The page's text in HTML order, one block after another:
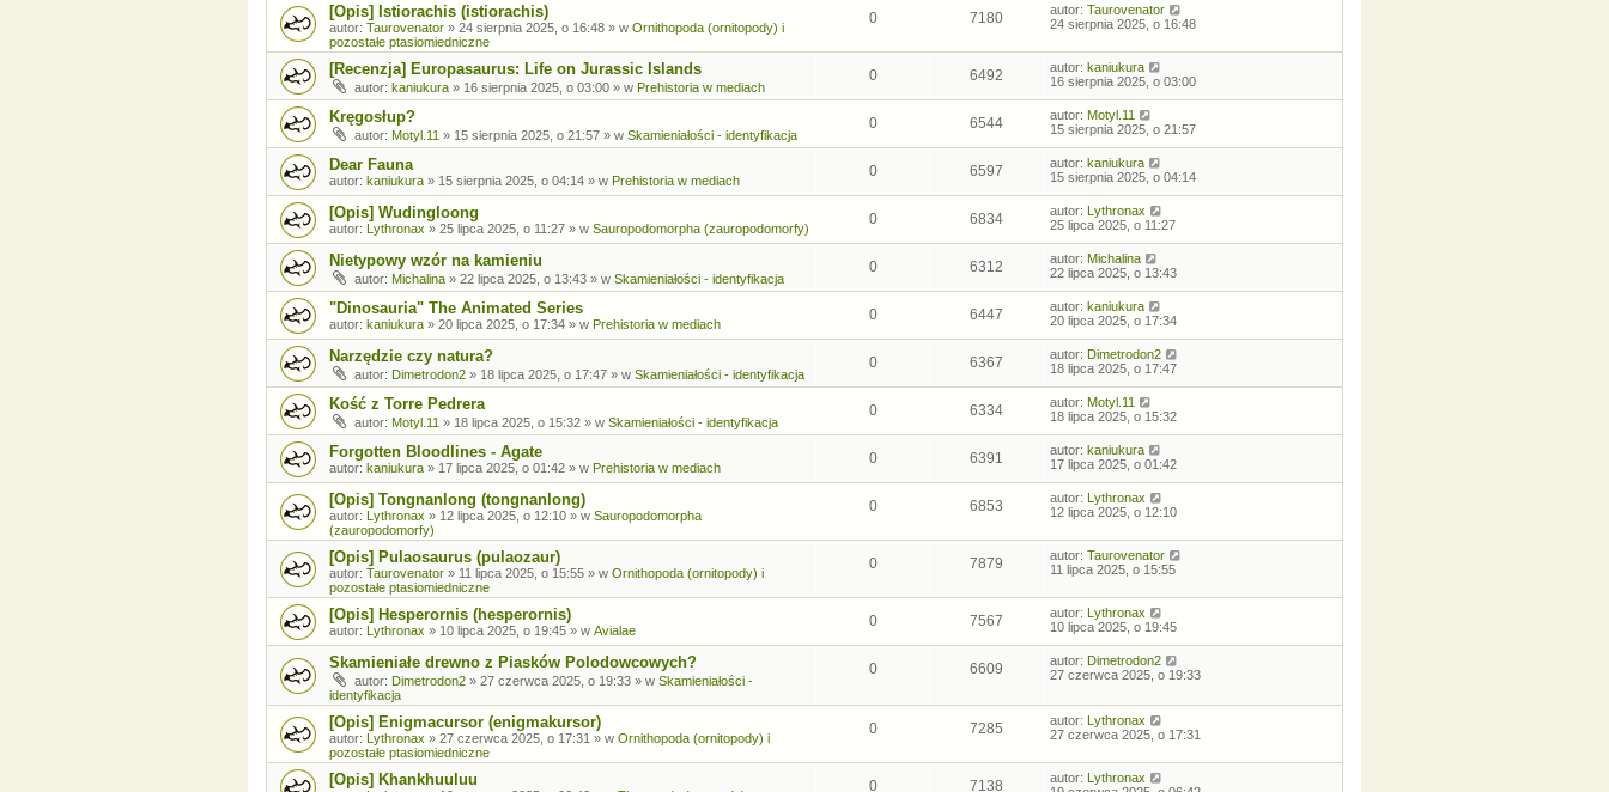
[Opis] Istiorachis (istiorachis)
autor: Taurovenator » 24 sierpnia 2025, o 16:48 » w Ornithopoda (ornitopody) i
pozostałe ptasiomiedniczne
0 7180 autor: Taurovenator
24 sierpnia 2025, o 16:48
[Recenzja] Europasaurus: Life on Jurassic Islands
autor: kaniukura » 16 sierpnia 2025, o 03:00 » w Prehistoria w mediach
0 6492 autor: kaniukura
16 sierpnia 2025, o 03:00
Kręgosłup?
autor: Motyl.11 » 15 sierpnia 2025, o 21:57 » w Skamieniałości - identyfikacja
0 6544 autor: Motyl.11
15 sierpnia 2025, o 21:57
Dear Fauna
autor: kaniukura » 15 sierpnia 2025, o 04:14 » w Prehistoria w mediach
0 6597 autor: kaniukura
15 sierpnia 2025, o 04:14
[Opis] Wudingloong
autor: Lythronax » 25 lipca 2025, o 11:27 » w Sauropodomorpha (zauropodomorfy)
0 6834 autor: Lythronax
25 lipca 2025, o 11:27
Nietypowy wzór na kamieniu
autor: Michalina » 22 lipca 2025, o 13:43 » w Skamieniałości - identyfikacja
0 6312 autor: Michalina
22 lipca 2025, o 13:43
"Dinosauria" The Animated Series
autor: kaniukura » 20 lipca 2025, o 17:34 » w Prehistoria w mediach
0 6447 autor: kaniukura
20 lipca 2025, o 17:34
Narzędzie czy natura?
autor: Dimetrodon2 » 18 lipca 2025, o 17:47 » w Skamieniałości - identyfikacja
0 6367 autor: Dimetrodon2
18 lipca 2025, o 17:47
Kość z Torre Pedrera
autor: Motyl.11 » 18 lipca 2025, o 15:32 » w Skamieniałości - identyfikacja
0 6334 autor: Motyl.11
18 lipca 2025, o 15:32
Forgotten Bloodlines - Agate
autor: kaniukura » 17 lipca 2025, o 01:42 » w Prehistoria w mediach
0 6391 autor: kaniukura
17 lipca 2025, o 01:42
[Opis] Tongnanlong (tongnanlong)
autor: Lythronax » 12 lipca 2025, o 12:10 » w Sauropodomorpha
(zauropodomorfy)
0 6853 autor: Lythronax
12 lipca 2025, o 12:10
[Opis] Pulaosaurus (pulaozaur)
autor: Taurovenator » 11 lipca 2025, o 15:55 » w Ornithopoda (ornitopody) i
pozostałe ptasiomiedniczne
0 7879 autor: Taurovenator
11 lipca 2025, o 15:55
[Opis] Hesperornis (hesperornis)
autor: Lythronax » 10 lipca 2025, o 19:45 » w Avialae
0 7567 autor: Lythronax
10 lipca 2025, o 19:45
Skamieniałe drewno z Piasków Polodowcowych?
autor: Dimetrodon2 » 27 czerwca 2025, o 19:33 » w Skamieniałości -
identyfikacja
0 6609 autor: Dimetrodon2
27 czerwca 2025, o 19:33
[Opis] Enigmacursor (enigmakursor)
autor: Lythronax » 27 czerwca 2025, o 17:31 » w Ornithopoda (ornitopody) i
pozostałe ptasiomiedniczne
0 7285 autor: Lythronax
27 czerwca 2025, o 17:31
[Opis] Khankhuuluu 0 7138 autor: Lythronax